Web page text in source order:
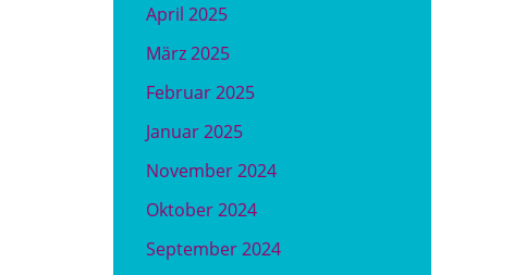
April 2025
März 2025
Februar 2025
Januar 2025
November 2024
Oktober 2024
September 2024